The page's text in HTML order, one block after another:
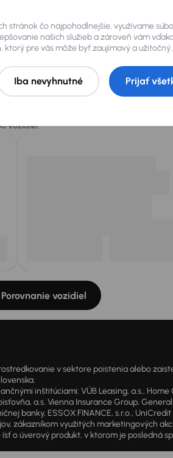
vozidiel.
Porovnanie vozidiel
v sektore poistenia alebo
inštitúciami: VÚB Leasing, a.s.,
a.s. Vienna Insurance Group,
banky, ESSOX FINANCE, s.r.o.,
zákazníkom využitých marketingových
o úverový produkt, v ktorom je posledná
stránok čo najpohodlnejšie, využívame
našich služieb a zároveň vám
ktorý pre vás môže byť zaujímavý a užitočný.
Iba nevyhnutné Prijať